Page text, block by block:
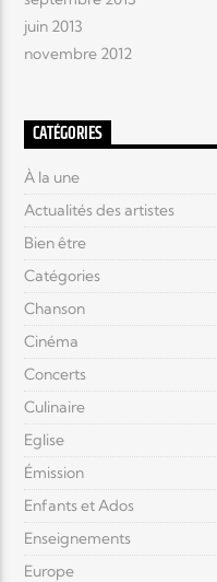
juin 2013
novembre 2012
CATÉGORIES
À la une
Actualités des artistes
Bien être
Catégories
Chanson
Cinéma
Concerts
Culinaire
Eglise
Émission
Enfants et Ados
Enseignements
Europe